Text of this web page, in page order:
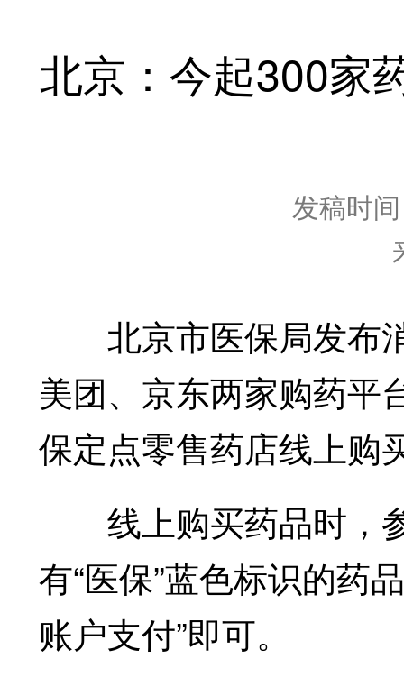
北京：今起300家
发稿时
北京市医保局发布
美团、京东两家购药平
保定点零售药店线上购
线上购买药品时，
有“医保”蓝色标识的药
账户支付”即可。